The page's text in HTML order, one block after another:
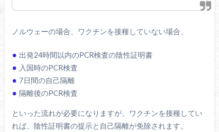
ノルウェーの場合、ワクチンを接種していない場合、
出発24時間以内のPCR検査の陰性証明書
入国時のPCR検査
7日間の自己隔離
隔離後のPCR検査
といった流れが必要になりますが、ワクチンを接種してい
れば、陰性証明書の提示と自己隔離が免除されます。